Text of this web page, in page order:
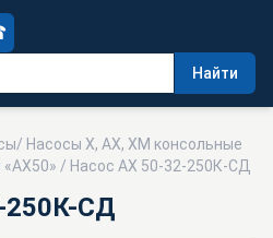
Найти
/ Насосы Х, АХ, ХМ консольные
«АХ50» / Насос АХ 50-32-250К-СД
250К-СД